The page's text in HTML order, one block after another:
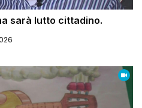
sarà lutto cittadino.